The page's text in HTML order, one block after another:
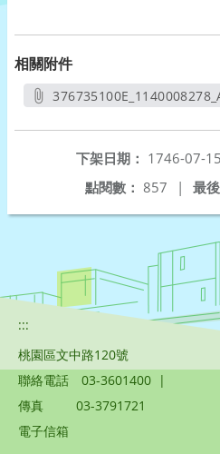
相關附件
下架日期： 1746-07-15
最
點閱數： 857 |
:::
桃園區文中路120號
聯絡電話
03-3601400 |
傳真
03-3791721
電子信箱